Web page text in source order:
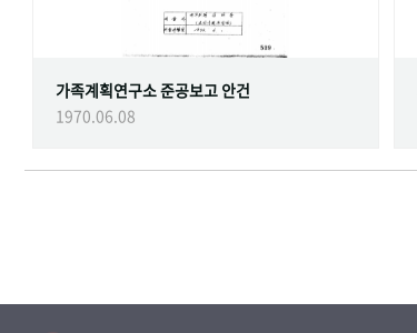
가족계획연구소 준공보고 안건
1970.06.08